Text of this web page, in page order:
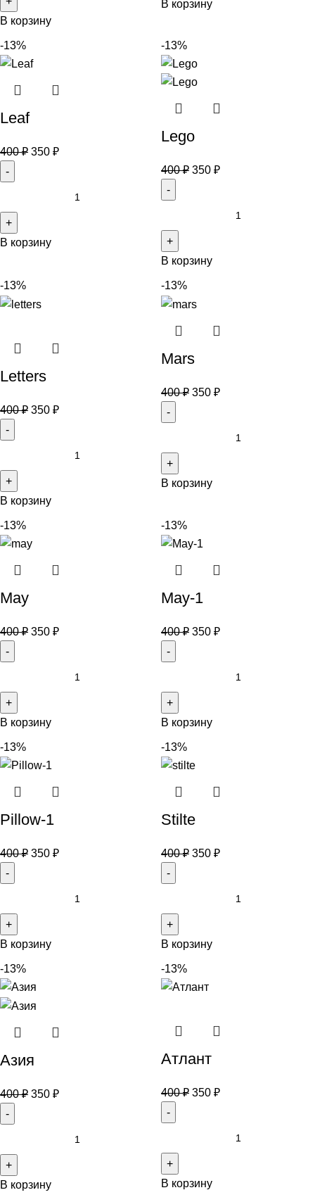
В корзину
В корзину
-13%
Leaf
400₽ 350 ₽
В корзину
-13%
Lego
400₽ 350 ₽
В корзину
-13%
Letters
400₽ 350 ₽
В корзину
-13%
Mars
400₽ 350 ₽
В корзину
-13%
May
400₽ 350 ₽
В корзину
-13%
May-1
400₽ 350 ₽
В корзину
-13%
Pillow-1
400₽ 350 ₽
В корзину
-13%
Stilte
400₽ 350 ₽
В корзину
-13%
Азия
400₽ 350 ₽
В корзину
-13%
Атлант
400₽ 350 ₽
В корзину